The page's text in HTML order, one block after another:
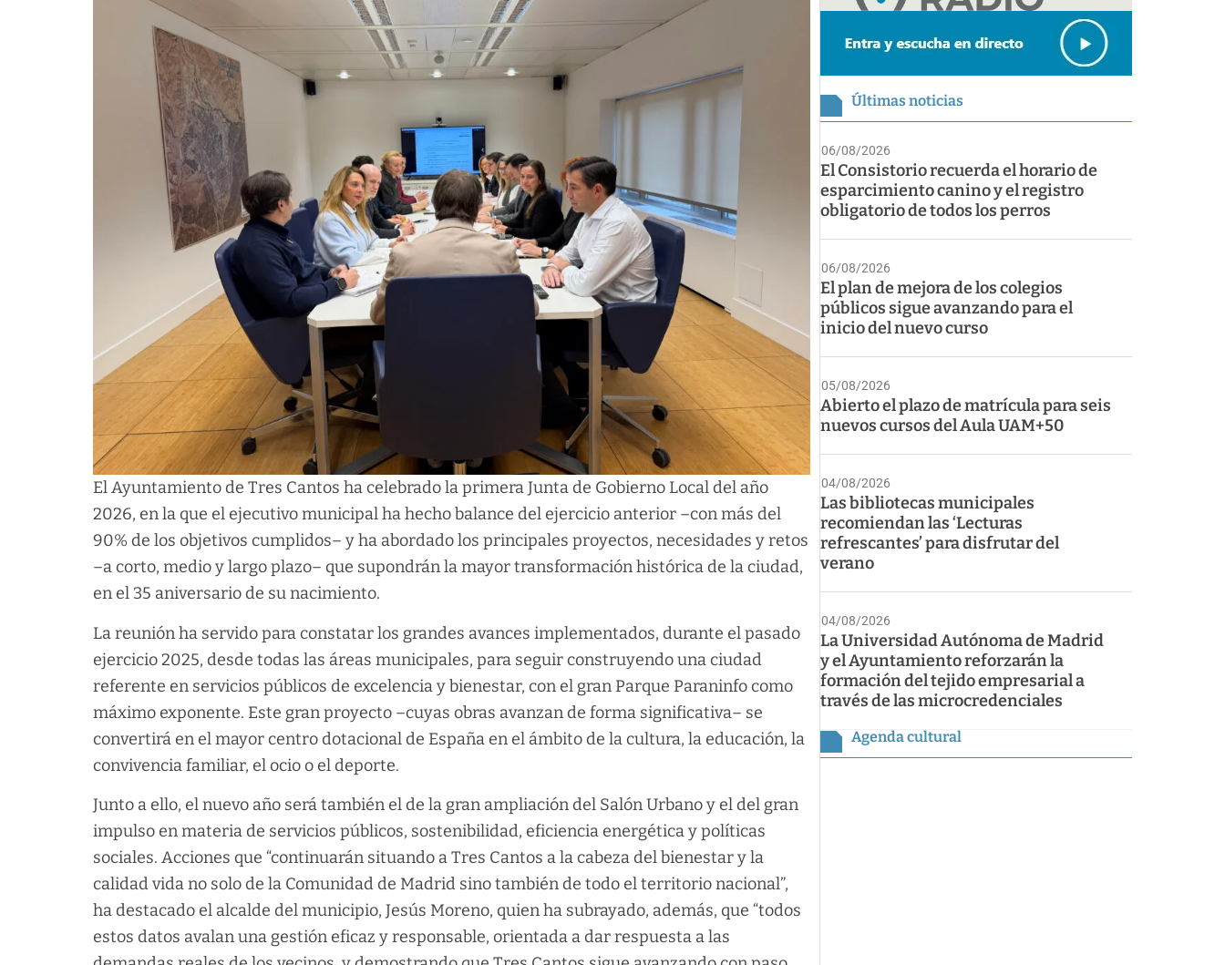
El Ayuntamiento de Tres Cantos ha celebrado la primera Junta de Gobierno Local del año
2026, en la que el ejecutivo municipal ha hecho balance del ejercicio anterior –con más del
90% de los objetivos cumplidos– y ha abordado los principales proyectos, necesidades y retos
–a corto, medio y largo plazo– que supondrán la mayor transformación histórica de la ciudad,
en el 35 aniversario de su nacimiento.
La reunión ha servido para constatar los grandes avances implementados, durante el pasado
ejercicio 2025, desde todas las áreas municipales, para seguir construyendo una ciudad
referente en servicios públicos de excelencia y bienestar, con el gran Parque Paraninfo como
máximo exponente. Este gran proyecto –cuyas obras avanzan de forma significativa– se
convertirá en el mayor centro dotacional de España en el ámbito de la cultura, la educación, la
convivencia familiar, el ocio o el deporte.
Junto a ello, el nuevo año será también el de la gran ampliación del Salón Urbano y el del gran
impulso en materia de servicios públicos, sostenibilidad, eficiencia energética y políticas
sociales. Acciones que “continuarán situando a Tres Cantos a la cabeza del bienestar y la
calidad vida no solo de la Comunidad de Madrid sino también de todo el territorio nacional”,
ha destacado el alcalde del municipio, Jesús Moreno, quien ha subrayado, además, que “todos
estos datos avalan una gestión eficaz y responsable, orientada a dar respuesta a las
Últimas noticias
06/08/2026
El Consistorio recuerda el horario de
esparcimiento canino y el registro
obligatorio de todos los perros
06/08/2026
El plan de mejora de los colegios
públicos sigue avanzando para el
inicio del nuevo curso
05/08/2026
Abierto el plazo de matrícula para seis
nuevos cursos del Aula UAM+50
04/08/2026
Las bibliotecas municipales
recomiendan las ‘Lecturas
refrescantes’ para disfrutar del
verano
04/08/2026
La Universidad Autónoma de Madrid
y el Ayuntamiento reforzarán la
formación del tejido empresarial a
través de las microcredenciales
Agenda cultural